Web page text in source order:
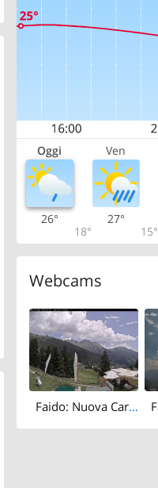
Oggi Ven
26°
18°
27°
15°
Webcams
Faido: Nuova Carì Impianti Turistici SA